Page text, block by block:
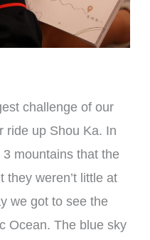
challenge of our
ride up Shou Ka. In
mountains that the
they weren’t little at
we got to see the
Ocean. The blue sky